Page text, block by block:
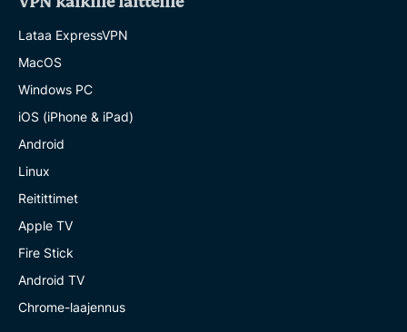
Lataa ExpressVPN
MacOS
Windows PC
iOS (iPhone & iPad)
Android
Linux
Reitittimet
Apple TV
Fire Stick
Android TV
Chrome-laajennus